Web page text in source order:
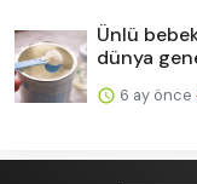
Ünlü
dünya
6 ay önce